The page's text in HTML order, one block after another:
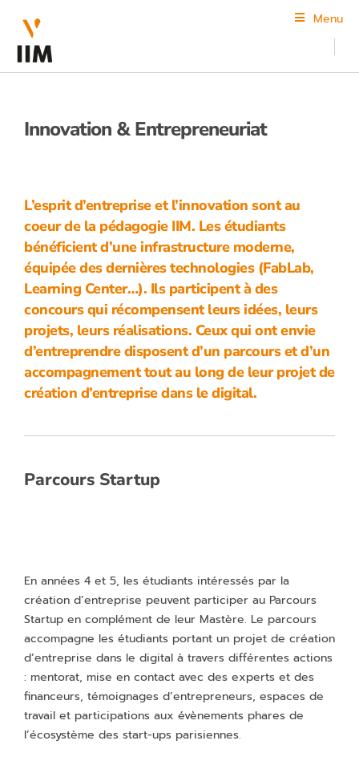
Menu
Innovation & Entrepreneuriat
L’esprit d’entreprise et l’innovation sont au
coeur de la pédagogie IIM. Les étudiants
bénéficient d’une infrastructure moderne,
équipée des dernières technologies (FabLab,
Learning Center…). Ils participent à des
concours qui récompensent leurs idées, leurs
projets, leurs réalisations. Ceux qui ont envie
d’entreprendre disposent d’un parcours et d’un
accompagnement tout au long de leur projet de
création d’entreprise dans le digital.
Parcours Startup
En années 4 et 5, les étudiants intéressés par la
création d’entreprise peuvent participer au Parcours
Startup en complément de leur Mastère. Le parcours
accompagne les étudiants portant un projet de création
d’entreprise dans le digital à travers différentes actions
: mentorat, mise en contact avec des experts et des
financeurs, témoignages d’entrepreneurs, espaces de
travail et participations aux évènements phares de
l’écosystème des start-ups parisiennes.